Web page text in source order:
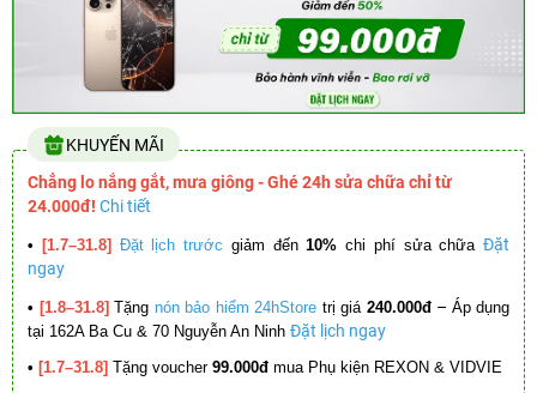
KHUYẾN MÃI
Chẳng lo nắng gắt, mưa giông - Ghé 24h sửa chữa chỉ từ
24.000đ! Chi tiết
• [1.7–31.8] Đặt lịch trước giảm đến10% chi phí sửa chữa Đặt
ngay
• [1.8–31.8] Tặng nón bảo hiểm 24hStore trị giá 240.000đ – Áp dụng
tại 162A Ba Cu & 70 Nguyễn An Ninh Đặt lịch ngay
• [1.7–31.8] Tặng voucher 99.000đ mua Phụ kiện REXON & VIDVIE